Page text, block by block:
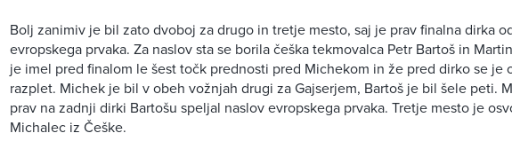
Bolj zanimiv je bil zato dvoboj za drugo in tretje mesto, saj je prav finalna dirka
evropskega prvaka. Za naslov sta se borila češka tekmovalca Petr Bartoš in
je imel pred finalom le šest točk prednosti pred Michekom in že pred dirko se je
razplet. Michek je bil v obeh vožnjah drugi za Gajserjem, Bartoš je bil šele peti.
prav na zadnji dirki Bartošu speljal naslov evropskega prvaka. Tretje mesto je
Michalec iz Češke.